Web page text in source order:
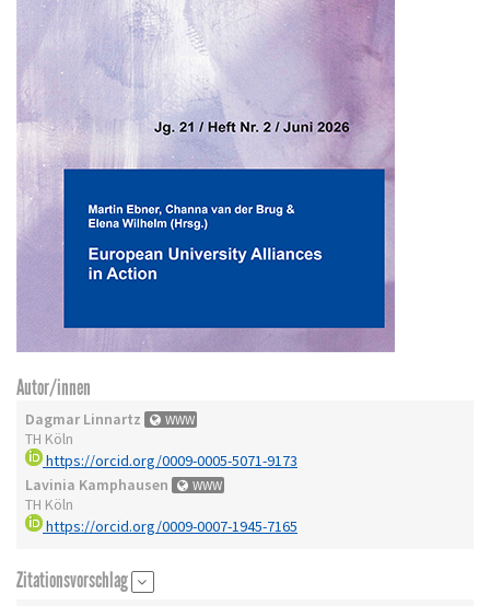
Autor/innen
Dagmar Linnartz WWW
TH Köln
https://orcid.org/0009-0005-5071-9173
Lavinia Kamphausen
WWW
TH Köln
https://orcid.org/0009-0007-1945-7165
Zitationsvorschlag